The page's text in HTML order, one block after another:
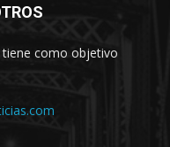
como objetivo